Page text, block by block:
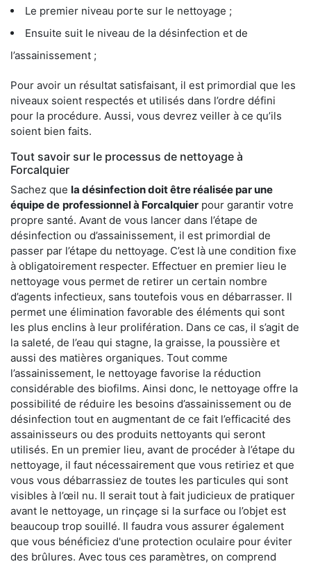
Le premier niveau porte sur le nettoyage ;
Ensuite suit le niveau de la désinfection et de
l’assainissement ;
Pour avoir un résultat satisfaisant, il est primordial que les
niveaux soient respectés et utilisés dans l’ordre défini
pour la procédure. Aussi, vous devrez veiller à ce qu’ils
soient bien faits.
Tout savoir sur le processus de nettoyage à
Forcalquier
Sachez que la désinfection doit être réalisée par une
équipe de professionnel à Forcalquier pour garantir votre
propre santé. Avant de vous lancer dans l’étape de
désinfection ou d’assainissement, il est primordial de
passer par l’étape du nettoyage. C’est là une condition fixe
à obligatoirement respecter. Effectuer en premier lieu le
nettoyage vous permet de retirer un certain nombre
d’agents infectieux, sans toutefois vous en débarrasser. Il
permet une élimination favorable des éléments qui sont
les plus enclins à leur prolifération. Dans ce cas, il s’agit de
la saleté, de l’eau qui stagne, la graisse, la poussière et
aussi des matières organiques. Tout comme
l’assainissement, le nettoyage favorise la réduction
considérable des biofilms. Ainsi donc, le nettoyage offre la
possibilité de réduire les besoins d’assainissement ou de
désinfection tout en augmentant de ce fait l’efficacité des
assainisseurs ou des produits nettoyants qui seront
utilisés. En un premier lieu, avant de procéder à l’étape du
nettoyage, il faut nécessairement que vous retiriez et que
vous vous débarrassiez de toutes les particules qui sont
visibles à l’œil nu. Il serait tout à fait judicieux de pratiquer
avant le nettoyage, un rinçage si la surface ou l’objet est
beaucoup trop souillé. Il faudra vous assurer également
que vous bénéficiez d'une protection oculaire pour éviter
des brûlures. Avec tous ces paramètres, on comprend